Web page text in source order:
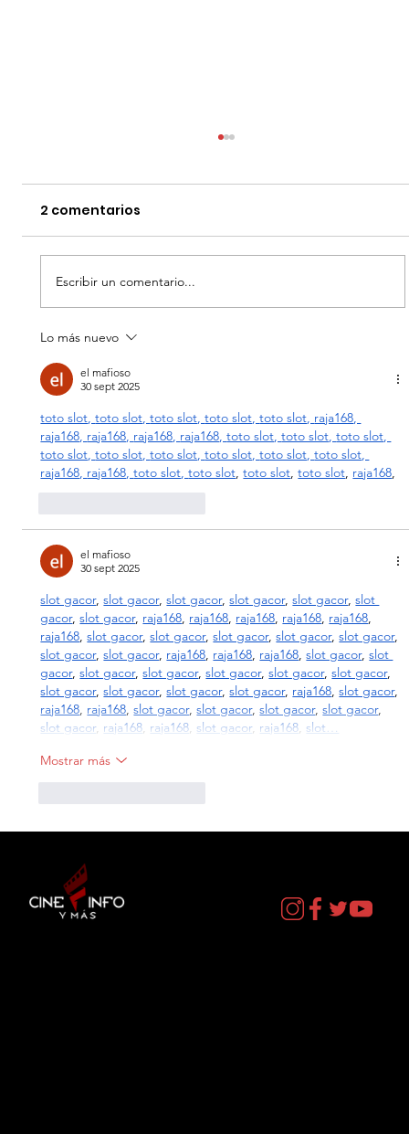
VILLANOS
2 comentarios
Escribir un comentario...
Lo más nuevo
el mafioso
30 sept 2025
toto slot, toto slot, toto slot, toto slot, toto slot, raja168,
raja168, raja168, raja168, raja168, toto slot, toto slot, toto slot,
toto slot, toto slot, toto slot, toto slot, toto slot, toto slot,
raja168, raja168, toto slot, toto slot, toto slot, toto slot, raja168,
el mafioso
30 sept 2025
slot gacor, slot gacor, slot gacor, slot gacor, slot gacor, slot
gacor, slot gacor, raja168, raja168, raja168, raja168, raja168,
raja168, slot gacor, slot gacor, slot gacor, slot gacor, slot gacor,
slot gacor, slot gacor, raja168, raja168, raja168, slot gacor, slot
gacor, slot gacor, slot gacor, slot gacor, slot gacor, slot gacor,
slot gacor, slot gacor, slot gacor, slot gacor, raja168, slot gacor,
raja168, raja168, slot gacor, slot gacor, slot gacor, slot gacor,
slot gacor, raja168 raja168 slot gacor, raja168 slot…
Mostrar más